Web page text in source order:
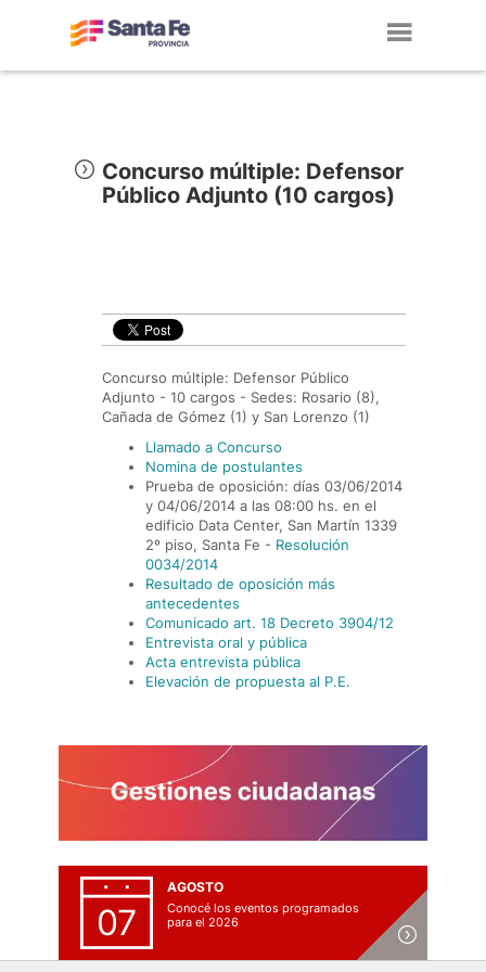
Concurso múltiple: Defensor
Público Adjunto (10 cargos)
Concurso múltiple: Defensor Público
Adjunto - 10 cargos - Sedes: Rosario (8),
Cañada de Gómez (1) y San Lorenzo (1)
Llamado a Concurso
Nomina de postulantes
Prueba de oposición: días 03/06/2014
y 04/06/2014 a las 08:00 hs. en el
edificio Data Center, San Martín 1339
2º piso, Santa Fe - Resolución
0034/2014
Resultado de oposición más
antecedentes
Comunicado art. 18 Decreto 3904/12
Entrevista oral y pública
Acta entrevista pública
Elevación de propuesta al P.E.
07
AGOSTO
Conocé los eventos programados
para el 2026